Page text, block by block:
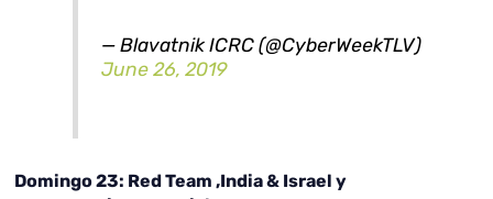
— Blavatnik ICRC (@CyberWeekTLV)
June 26, 2019
Domingo 23: Red Team ,India & Israel y